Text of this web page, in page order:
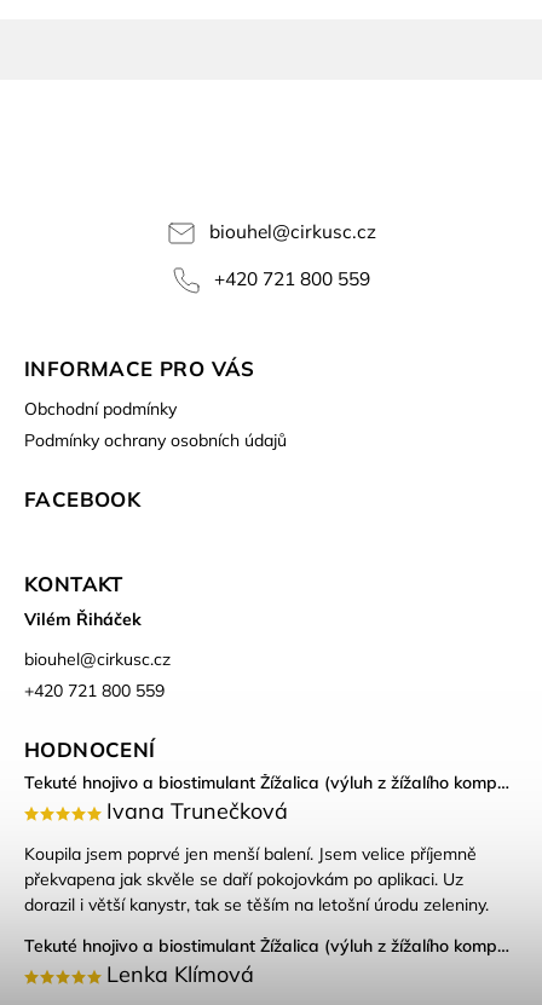
biouhel@cirkusc.cz
+420 721 800 559
INFORMACE PRO VÁS
Obchodní podmínky
Podmínky ochrany osobních údajů
FACEBOOK
KONTAKT
Vilém Řiháček
biouhel@cirkusc.cz
+420 721 800 559
HODNOCENÍ
Tekuté hnojivo a biostimulant Žížalica (výluh z žížalího kompostu)
Ivana Trunečková
Koupila jsem poprvé jen menší balení. Jsem velice příjemně
překvapena jak skvěle se daří pokojovkám po aplikaci. Uz
dorazil i větší kanystr, tak se těším na letošní úrodu zeleniny.
Tekuté hnojivo a biostimulant Žížalica (výluh z žížalího kompostu)
Lenka Klímová